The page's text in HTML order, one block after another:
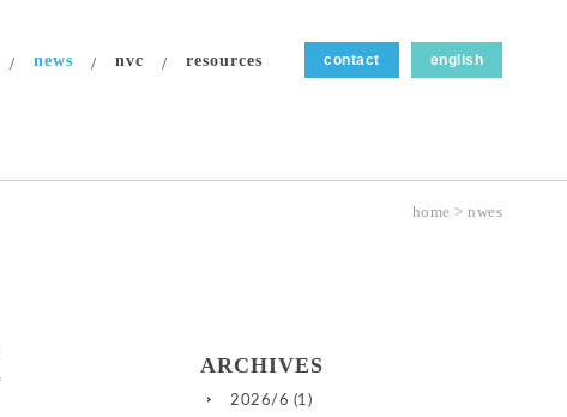
news nvc resources contact english
home >nwes
ARCHIVES
2026/6 (1)